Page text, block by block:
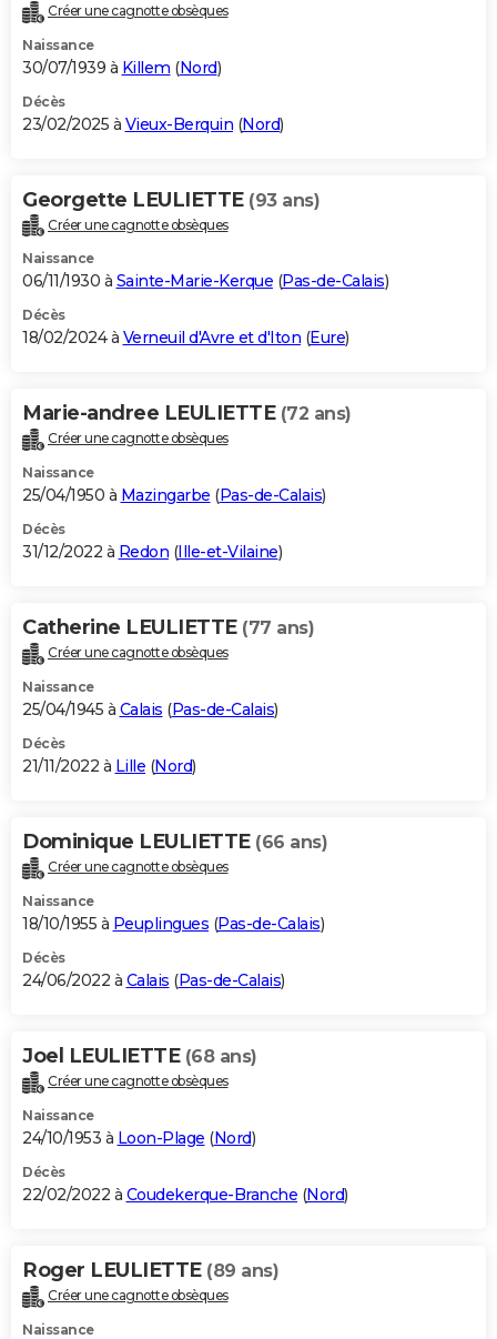
Créer une cagnotte obsèques
Naissance
30/07/1939 à Killem (Nord)
Décès
23/02/2025 à Vieux-Berquin (Nord)
Georgette LEULIETTE (93 ans)
Créer une cagnotte obsèques
Naissance
06/11/1930 à Sainte-Marie-Kerque (Pas-de-Calais)
Décès
18/02/2024 à Verneuil d'Avre et d'Iton (Eure)
Marie-andree LEULIETTE (72 ans)
Créer une cagnotte obsèques
Naissance
25/04/1950 à Mazingarbe (Pas-de-Calais)
Décès
31/12/2022 à Redon (Ille-et-Vilaine)
Catherine LEULIETTE (77 ans)
Créer une cagnotte obsèques
Naissance
25/04/1945 à Calais (Pas-de-Calais)
Décès
21/11/2022 à Lille (Nord)
Dominique LEULIETTE (66 ans)
Créer une cagnotte obsèques
Naissance
18/10/1955 à Peuplingues (Pas-de-Calais)
Décès
24/06/2022 à Calais (Pas-de-Calais)
Joel LEULIETTE (68 ans)
Créer une cagnotte obsèques
Naissance
24/10/1953 à Loon-Plage (Nord)
Décès
22/02/2022 à Coudekerque-Branche (Nord)
Roger LEULIETTE (89 ans)
Créer une cagnotte obsèques
Naissance